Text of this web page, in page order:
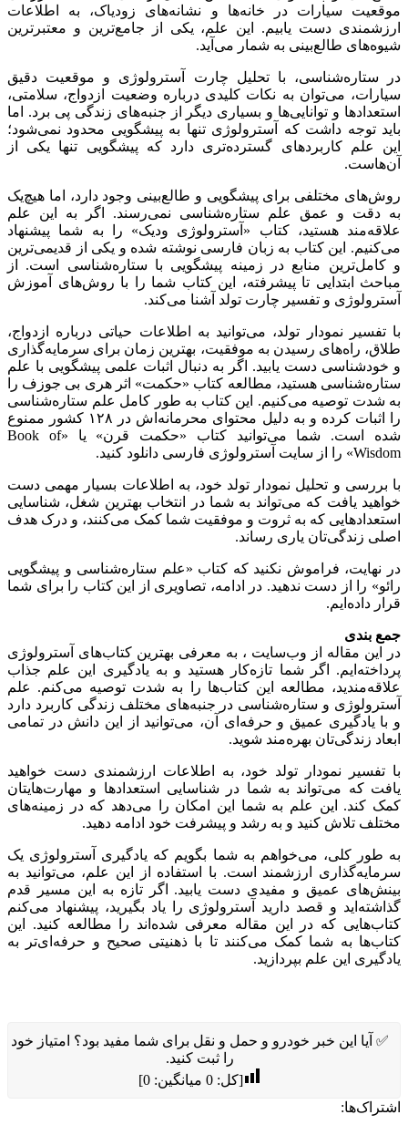
موقعیت سیارات در خانه‌ها و نشانه‌های زودیاک، به اطلاعات
ارزشمندی دست یابیم. این علم، یکی از جامع‌ترین و معتبرترین
شیوه‌های طالع‌بینی به شمار می‌آید.
در ستاره‌شناسی، با تحلیل چارت آسترولوژی و موقعیت دقیق
سیارات، می‌توان به نکات کلیدی درباره وضعیت ازدواج، سلامتی،
استعدادها و توانایی‌ها و بسیاری دیگر از جنبه‌های زندگی پی برد. اما
باید توجه داشت که آسترولوژی تنها به پیشگویی محدود نمی‌شود؛
این علم کاربردهای گسترده‌تری دارد که پیشگویی تنها یکی از
آن‌هاست.
روش‌های مختلفی برای پیشگویی و طالع‌بینی وجود دارد، اما هیچ‌یک
به دقت و عمق علم ستاره‌شناسی نمی‌رسند. اگر به این علم
علاقه‌مند هستید، کتاب «آسترولوژی ودیک» را به شما پیشنهاد
می‌کنیم. این کتاب به زبان فارسی نوشته شده و یکی از قدیمی‌ترین
و کامل‌ترین منابع در زمینه پیشگویی با ستاره‌شناسی است. از
مباحث ابتدایی تا پیشرفته، این کتاب شما را با روش‌های آموزش
آسترولوژی و تفسیر چارت تولد آشنا می‌کند.
با تفسیر نمودار تولد، می‌توانید به اطلاعات حیاتی درباره ازدواج،
طلاق، راه‌های رسیدن به موفقیت، بهترین زمان برای سرمایه‌گذاری
و خودشناسی دست یابید. اگر به دنبال اثبات علمی پیشگویی با علم
ستاره‌شناسی هستید، مطالعه کتاب «حکمت» اثر هری بی جوزف را
به شدت توصیه می‌کنیم. این کتاب به طور کامل علم ستاره‌شناسی
را اثبات کرده و به دلیل محتوای محرمانه‌اش در ۱۲۸ کشور ممنوع
شده است. شما می‌توانید کتاب «حکمت قرن» یا «Book of
Wisdom» را از سایت آسترولوژی فارسی دانلود کنید.
با بررسی و تحلیل نمودار تولد خود، به اطلاعات بسیار مهمی دست
خواهید یافت که می‌تواند به شما در انتخاب بهترین شغل، شناسایی
استعدادهایی که به ثروت و موفقیت شما کمک می‌کنند، و درک هدف
اصلی زندگی‌تان یاری رساند.
در نهایت، فراموش نکنید که کتاب «علم ستاره‌شناسی و پیشگویی
رائو» را از دست ندهید. در ادامه، تصاویری از این کتاب را برای شما
قرار داده‌ایم.
جمع بندی
در این مقاله از وب‌سایت ، به معرفی بهترین کتاب‌های آسترولوژی
پرداخته‌ایم. اگر شما تازه‌کار هستید و به یادگیری این علم جذاب
علاقه‌مندید، مطالعه این کتاب‌ها را به شدت توصیه می‌کنم. علم
آسترولوژی و ستاره‌شناسی در جنبه‌های مختلف زندگی کاربرد دارد
و با یادگیری عمیق و حرفه‌ای آن، می‌توانید از این دانش در تمامی
ابعاد زندگی‌تان بهره‌مند شوید.
با تفسیر نمودار تولد خود، به اطلاعات ارزشمندی دست خواهید
یافت که می‌تواند به شما در شناسایی استعدادها و مهارت‌هایتان
کمک کند. این علم به شما این امکان را می‌دهد که در زمینه‌های
مختلف تلاش کنید و به رشد و پیشرفت خود ادامه دهید.
به طور کلی، می‌خواهم به شما بگویم که یادگیری آسترولوژی یک
سرمایه‌گذاری ارزشمند است. با استفاده از این علم، می‌توانید به
بینش‌های عمیق و مفیدی دست یابید. اگر تازه به این مسیر قدم
گذاشته‌اید و قصد دارید آسترولوژی را یاد بگیرید، پیشنهاد می‌کنم
کتاب‌هایی که در این مقاله معرفی شده‌اند را مطالعه کنید. این
کتاب‌ها به شما کمک می‌کنند تا با ذهنیتی صحیح و حرفه‌ای‌تر به
یادگیری این علم بپردازید.
✅ آیا این خبر خودرو و حمل و نقل برای شما مفید بود؟ امتیاز خود
را ثبت کنید.
[کل:0 میانگین:0
]
اشتراک‌ها: